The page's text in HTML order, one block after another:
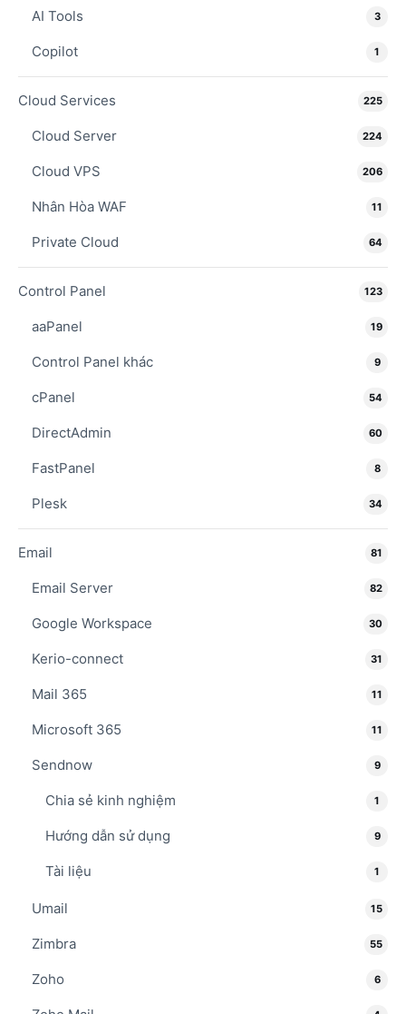
AI Tools 3
Copilot 1
Cloud Services 225
Cloud Server 224
Cloud VPS 206
Nhân Hòa WAF 11
Private Cloud 64
Control Panel 123
aaPanel 19
Control Panel khác 9
cPanel 54
DirectAdmin 60
FastPanel 8
Plesk 34
Email 81
Email Server 82
Google Workspace 30
Kerio-connect 31
Mail 365 11
Microsoft 365 11
Sendnow 9
Chia sẻ kinh nghiệm 1
Hướng dẫn sử dụng 9
Tài liệu 1
Umail 15
Zimbra 55
Zoho 6